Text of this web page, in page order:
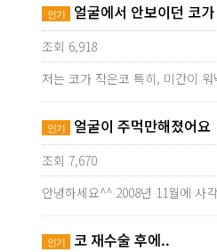
인기 얼굴에서 안보이던 코
조회 6,918
저는 코가 작은코 특히, 미간이
인기 얼굴이 주먹만해졌어요
조회 7,670
안녕하세요^^ 2008년 11월에 사
인기 코 재수술 후에..